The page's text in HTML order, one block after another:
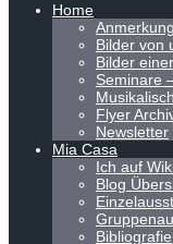
Home
Bilder von
Bilder
Seminare
Flyer
Newsletter
Mia Casa
Ich auf
Blog
Bibliografie